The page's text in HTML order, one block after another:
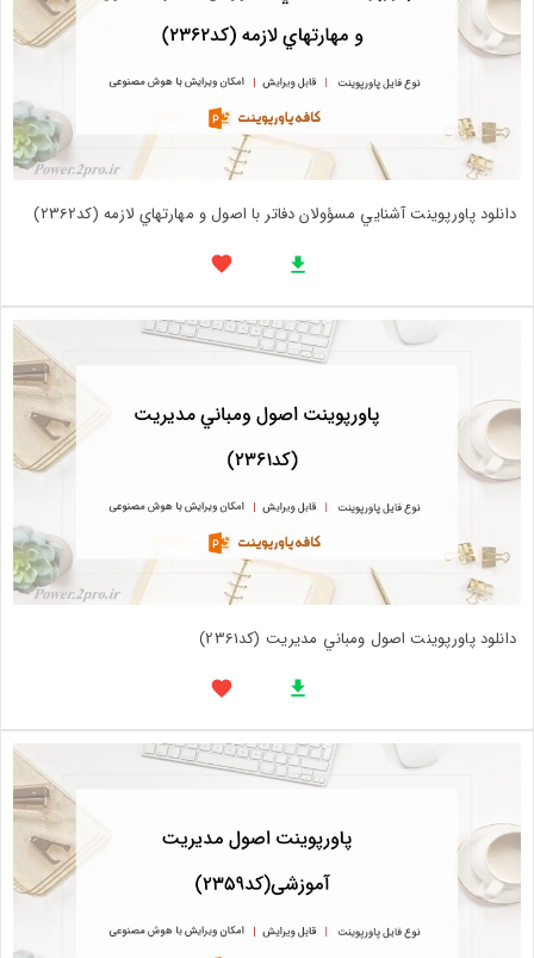
دانلود پاورپوینت آشنايي مسؤولان دفاتر با اصول و مهارتهاي لازمه (کد2362)
دانلود پاورپوینت اصول ومباني مديريت (کد2361)